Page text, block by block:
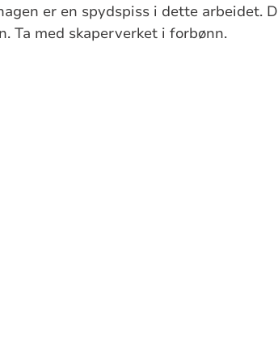
er en spydspiss i dette arbeidet.
Ta med skaperverket i forbønn.